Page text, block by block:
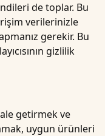
de toplar. Bu
verilerinizle
gerekir. Bu
gizlilik
getirmek ve
uygun ürünleri